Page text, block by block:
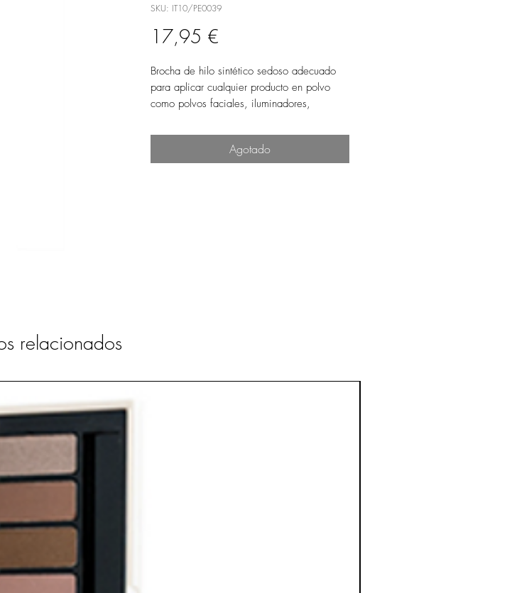
SKU: IT10/PE0039
17,95 €
Brocha de hilo sintético sedoso adecuado
para aplicar cualquier producto en polvo
como polvos faciales, iluminadores,
Para un resultado profesional, tome la
cantidad adecuada de producto y proceda
Agotado
relacionados